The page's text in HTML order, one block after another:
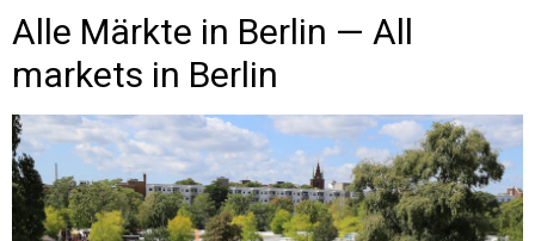
Alle Märkte in Berlin — All
markets in Berlin